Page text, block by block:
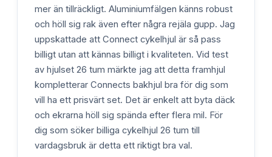
mer än tillräckligt. Aluminiumfälgen känns robust
och höll sig rak även efter några rejäla gupp. Jag
uppskattade att Connect cykelhjul är så pass
billigt utan att kännas billigt i kvaliteten. Vid test
av hjulset 26 tum märkte jag att detta framhjul
kompletterar Connects bakhjul bra för dig som
vill ha ett prisvärt set. Det är enkelt att byta däck
och ekrarna höll sig spända efter flera mil. För
dig som söker billiga cykelhjul 26 tum till
vardagsbruk är detta ett riktigt bra val.